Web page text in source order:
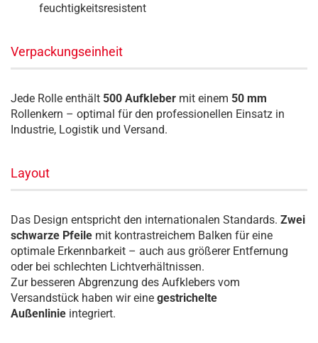
feuchtigkeitsresistent
Verpackungseinheit
Jede Rolle enthält 500 Aufkleber mit einem 50 mm
Rollenkern – optimal für den professionellen Einsatz in
Industrie, Logistik und Versand.
Layout
Das Design entspricht den internationalen Standards. Zwei
schwarze Pfeile mit kontrastreichem Balken für eine
optimale Erkennbarkeit – auch aus größerer Entfernung
oder bei schlechten Lichtverhältnissen.
Zur besseren Abgrenzung des Aufklebers vom
Versandstück haben wir eine gestrichelte
Außenlinie integriert.